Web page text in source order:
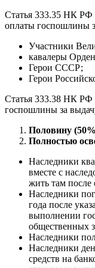
Статья 333.35 НК РФ
оплаты госпошлины
Участники
кавалеры
Герои СССР;
Герои
Статья 333.38 НК РФ
госпошлины за
Половину
Полностью
Наследники
вместе с
жить там после
Наследники
года после
выполнении
общественных
Наследники
Наследники
средств на